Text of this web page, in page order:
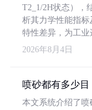
T2_1/2H状态），
析其力学性能指
特性差异，为工业
2026年8月4日
喷砂都有多少目
本文系统介绍了